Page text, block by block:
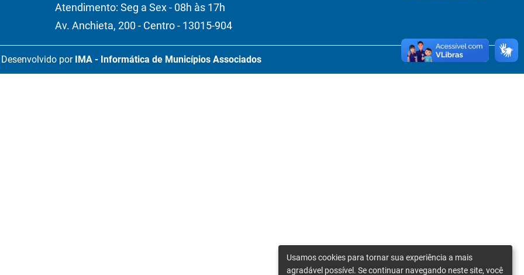
Atendimento: Seg a Sex - 08h às 17h
Av. Anchieta, 200 - Centro - 13015-904
Desenvolvido por IMA - Informática de Municípios Associados
Usamos cookies para tornar sua experiência a mais
agradável possível. Se continuar navegando neste site, você